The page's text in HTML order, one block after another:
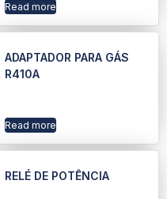
Read more
ADAPTADOR PARA GÁS
R410A
Read more
RELÉ DE POTÊNCIA